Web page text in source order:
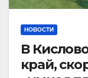
НОВОСТИ
В
край,